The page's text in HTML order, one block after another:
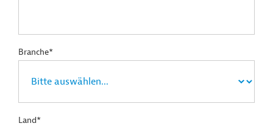
Branche*
Land*